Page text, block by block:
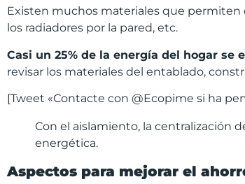
Existen muchos materiales que permiten
los radiadores por la pared, etc.
Casi un 25% de la energía del hogar se
revisar los materiales del entablado,
[Tweet «Contacte con @Ecopime si ha
Con el aislamiento, la centralización
energética.
Aspectos para mejorar el